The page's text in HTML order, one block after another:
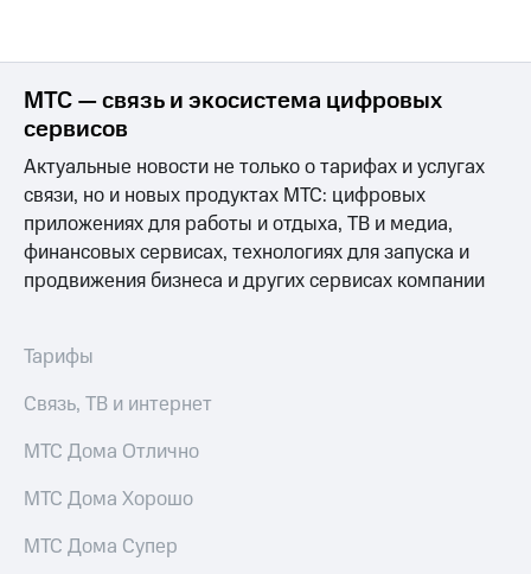
МТС — связь и экосистема цифровых
сервисов
Актуальные новости не только о тарифах и услугах
связи, но и новых продуктах МТС: цифровых
приложениях для работы и отдыха, ТВ и медиа,
финансовых сервисах, технологиях для запуска и
продвижения бизнеса и других сервисах компании
Тарифы
Связь, ТВ и интернет
МТС Дома Отлично
МТС Дома Хорошо
МТС Дома Супер